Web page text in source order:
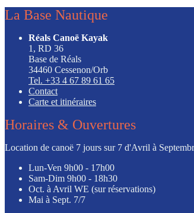
La Base Nautique
Réals Canoë Kayak
1, RD 36
Base de Réals
34460 Cessenon/Orb
Tel. +33 4 67 89 61 65
Contact
Carte et itinéraires
Horaires & Ouvertures
Location de canoë 7 jours sur 7 d'Avril à
Lun-Ven 9h00 - 17h00
Sam-Dim 9h00 - 18h30
Oct. à Avril WE (sur réservations)
Mai à Sept. 7/7